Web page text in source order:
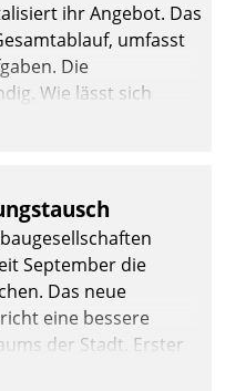
ihr Angebot. Das
umfasst
Die
Wie lässt sich
und zugleich Freiraum
September die
Das neue
eine bessere
der Stadt. Erster
API-Hub mit